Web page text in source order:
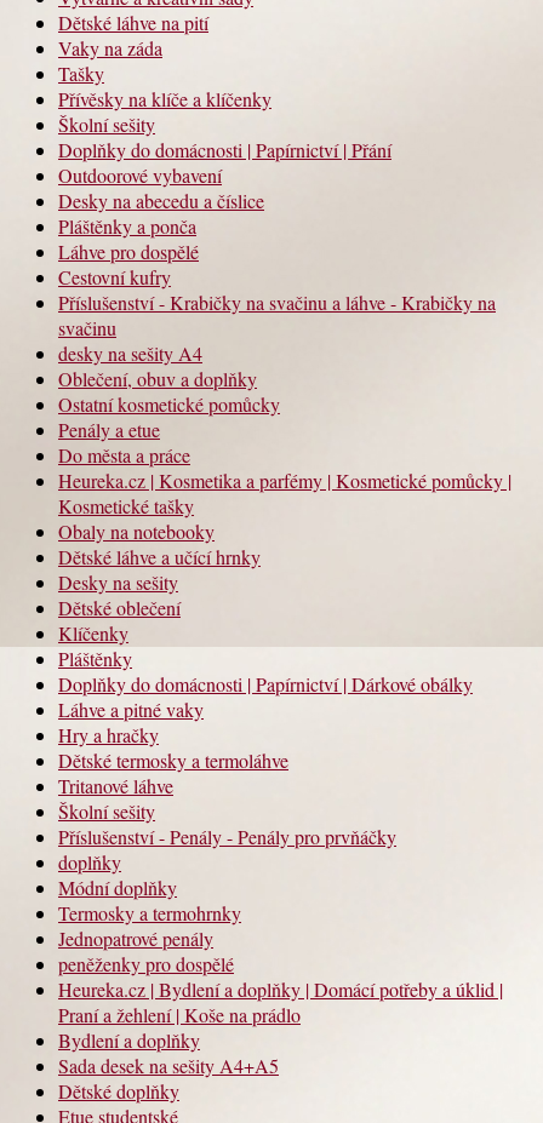
Dětské láhve na pití
Vaky na záda
Tašky
Přívěsky na klíče a klíčenky
Školní sešity
Doplňky do domácnosti | Papírnictví | Přání
Outdoorové vybavení
Desky na abecedu a číslice
Pláštěnky a ponča
Láhve pro dospělé
Cestovní kufry
Příslušenství - Krabičky na svačinu a láhve - Krabičky na
svačinu
desky na sešity A4
Oblečení, obuv a doplňky
Ostatní kosmetické pomůcky
Penály a etue
Do města a práce
Heureka.cz | Kosmetika a parfémy | Kosmetické pomůcky |
Kosmetické tašky
Obaly na notebooky
Dětské láhve a učící hrnky
Desky na sešity
Dětské oblečení
Klíčenky
Pláštěnky
Doplňky do domácnosti | Papírnictví | Dárkové obálky
Láhve a pitné vaky
Hry a hračky
Dětské termosky a termoláhve
Tritanové láhve
Školní sešity
Příslušenství - Penály - Penály pro prvňáčky
doplňky
Módní doplňky
Termosky a termohrnky
Jednopatrové penály
peněženky pro dospělé
Heureka.cz | Bydlení a doplňky | Domácí potřeby a úklid |
Praní a žehlení | Koše na prádlo
Bydlení a doplňky
Sada desek na sešity A4+A5
Dětské doplňky
Etue studentské